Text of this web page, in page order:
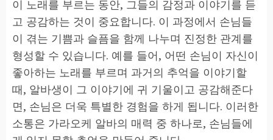
이 노래를 부르는 동안, 그들의 감정과 이야기를 듣
고 공감하는 것이 중요합니다. 이 과정에서 손님들
이 겪는 기쁨과 슬픔을 함께 나누며 진정한 관계를
형성할 수 있습니다. 예를 들어, 어떤 손님이 자신이
좋아하는 노래를 부르며 과거의 추억을 이야기할
때, 알바생이 그 이야기에 귀 기울이고 공감해준다
면, 손님은 더욱 특별한 경험을 하게 됩니다. 이러한
소통은 가라오케 알바의 매력 중 하나로, 손님들에